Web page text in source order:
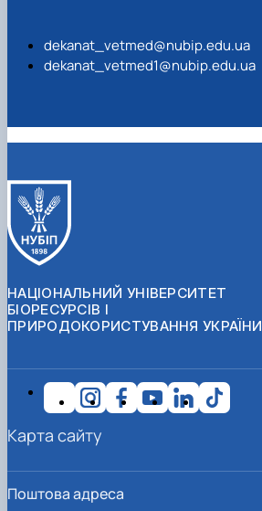
dekanat_vetmed@nubip.edu.ua
dekanat_vetmed1@nubip.edu.ua
НАЦІОНАЛЬНИЙ УНІВЕРСИТЕТ
БІОРЕСУРСІВ І
ПРИРОДОКОРИСТУВАННЯ УКРАЇНИ
Поштова адреса
Карта сайту